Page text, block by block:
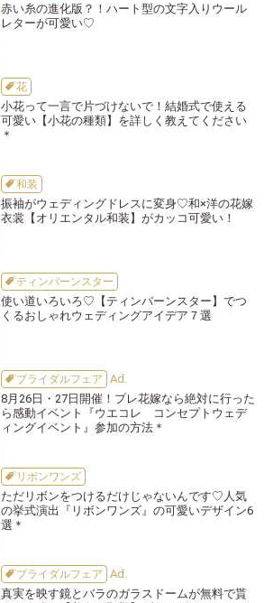
赤い糸の進化版？！ハート型の文字入りウール
レターが可愛い♡
花
小花って一言で片づけないで！結婚式で使える
可愛い【小花の種類】を詳しく教えてください
＊
和装
振袖がウェディングドレスに変身♡和×洋の花嫁
衣裳【オリエンタル和装】がカッコ可愛い！
ティンバーンスター
使い道いろいろ♡【ティンバーンスター】でつ
くるおしゃれウェディングアイデア７選
ブライダルフェア
8月26日・27日開催！プレ花嫁なら絶対に行った
ら感動イベント『ウエコレ コンセプトウェデ
ィングイベント』参加の方法＊
リボンワンズ
ただリボンをつけるだけじゃないんです♡人気
の挙式演出『リボンワンズ』の可愛いデザイン6
選＊
ブライダルフェア
真実を映す鏡とバラのガラスドームが無料で貰